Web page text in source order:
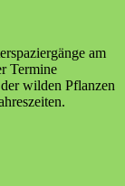
am
Termine
wilden Pflanzen